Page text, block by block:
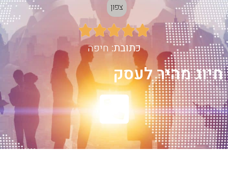
צפון





כתובת: חיפה
חיוג מהיר לעסק